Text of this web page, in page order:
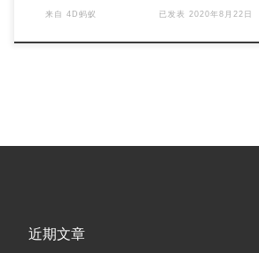
来自 4D蚂蚁 已发表2020年8月22日
近期文章